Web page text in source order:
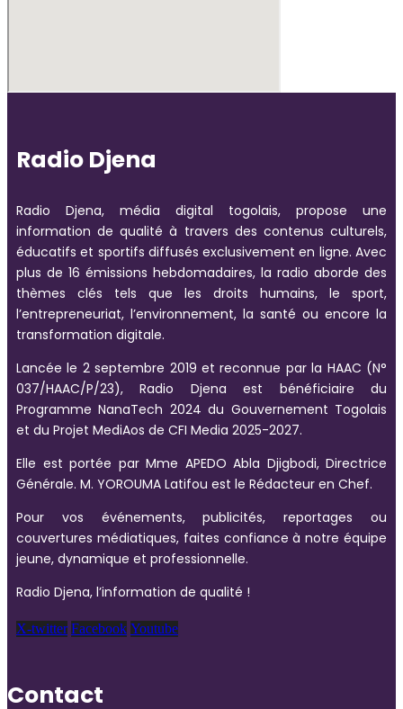
Radio Djena
Radio Djena, média digital togolais, propose une
information de qualité à travers des contenus culturels,
éducatifs et sportifs diffusés exclusivement en ligne. Avec
plus de 16 émissions hebdomadaires, la radio aborde des
thèmes clés tels que les droits humains, le sport,
l’entrepreneuriat, l’environnement, la santé ou encore la
transformation digitale.
Lancée le 2 septembre 2019 et reconnue par la HAAC (N°
037/HAAC/P/23), Radio Djena est bénéficiaire du
Programme NanaTech 2024 du Gouvernement Togolais
et du Projet MediAos de CFI Media 2025-2027.
Elle est portée par Mme APEDO Abla Djigbodi, Directrice
Générale. M. YOROUMA Latifou est le Rédacteur en Chef.
Pour vos événements, publicités, reportages ou
couvertures médiatiques, faites confiance à notre équipe
jeune, dynamique et professionnelle.
Radio Djena, l’information de qualité !
X-twitter Facebook Youtube
Contact